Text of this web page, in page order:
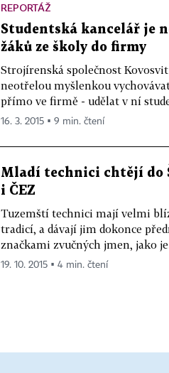
REPORTÁŽ
Studentská kancelář je
žáků ze školy do firmy
Strojírenská společnost
neotřelou myšlenkou
přímo ve firmě - udělat v ní
16. 3. 2015 ▪ 9 min. čtení
Mladí technici chtějí do
i ČEZ
Tuzemští technici mají velmi
tradicí, a dávají jim dokonce
značkami zvučných jmen, jako
19. 10. 2015 ▪ 4 min. čtení